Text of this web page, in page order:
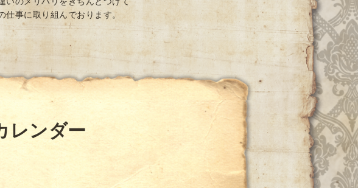
いのメリハリをきちんとつけて
事に取り組んでおります。
レンダー